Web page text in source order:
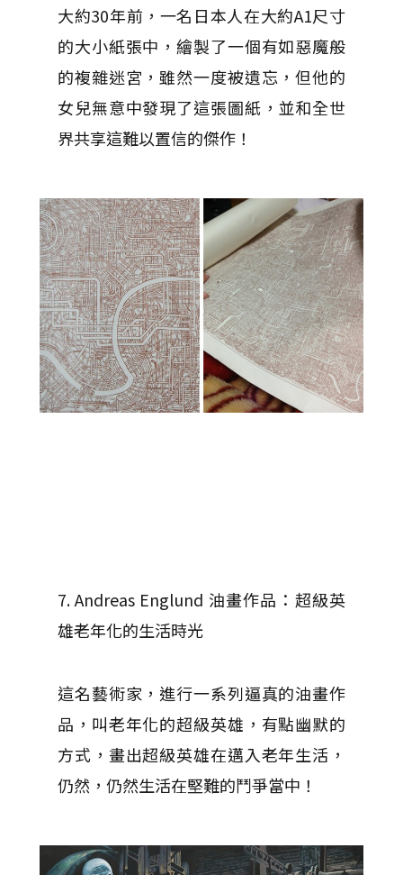
大約30年前，一名日本人在大約A1尺寸
的大小紙張中，繪製了一個有如惡魔般
的複雜迷宮，雖然一度被遺忘，但他的
女兒無意中發現了這張圖紙，並和全世
界共享這難以置信的傑作！
7. Andreas Englund 油畫作品：超級英
雄老年化的生活時光
這名藝術家，進行一系列逼真的油畫作
品，叫老年化的超級英雄，有點幽默的
方式，畫出超級英雄在邁入老年生活，
仍然，仍然生活在堅難的鬥爭當中！